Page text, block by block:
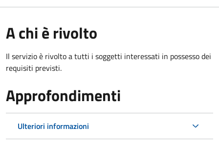
A chi è rivolto
Il servizio è rivolto a tutti i soggetti interessati in possesso dei
requisiti previsti.
Approfondimenti
Ulteriori informazioni